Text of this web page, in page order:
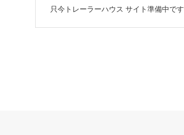
只今トレーラーハウス サイト準備中です